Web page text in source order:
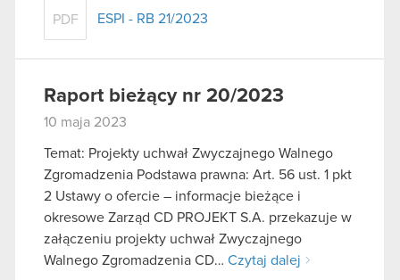
PDF ESPI - RB 21/2023
Raport bieżący nr 20/2023
10 maja 2023
Temat: Projekty uchwał Zwyczajnego Walnego
Zgromadzenia Podstawa prawna: Art. 56 ust. 1 pkt
2 Ustawy o ofercie – informacje bieżące i
okresowe Zarząd CD PROJEKT S.A. przekazuje w
załączeniu projekty uchwał Zwyczajnego
Walnego Zgromadzenia CD… Czytaj dalej